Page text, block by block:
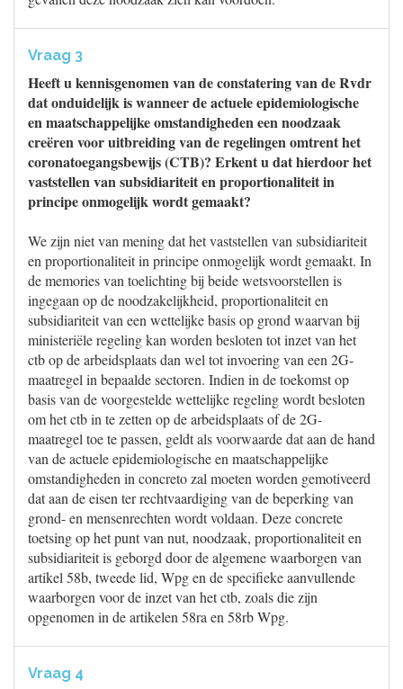
Vraag 3
Heeft u kennisgenomen van de constatering van de Rvdr
dat onduidelijk is wanneer de actuele epidemiologische
en maatschappelijke omstandigheden een noodzaak
creëren voor uitbreiding van de regelingen omtrent het
coronatoegangsbewijs (CTB)? Erkent u dat hierdoor het
vaststellen van subsidiariteit en proportionaliteit in
principe onmogelijk wordt gemaakt?
We zijn niet van mening dat het vaststellen van subsidiariteit
en proportionaliteit in principe onmogelijk wordt gemaakt. In
de memories van toelichting bij beide wetsvoorstellen is
ingegaan op de noodzakelijkheid, proportionaliteit en
subsidiariteit van een wettelijke basis op grond waarvan bij
ministeriële regeling kan worden besloten tot inzet van het
ctb op de arbeidsplaats dan wel tot invoering van een 2G-
maatregel in bepaalde sectoren. Indien in de toekomst op
basis van de voorgestelde wettelijke regeling wordt besloten
om het ctb in te zetten op de arbeidsplaats of de 2G-
maatregel toe te passen, geldt als voorwaarde dat aan de hand
van de actuele epidemiologische en maatschappelijke
omstandigheden in concreto zal moeten worden gemotiveerd
dat aan de eisen ter rechtvaardiging van de beperking van
grond- en mensenrechten wordt voldaan. Deze concrete
toetsing op het punt van nut, noodzaak, proportionaliteit en
subsidiariteit is geborgd door de algemene waarborgen van
artikel 58b, tweede lid, Wpg en de specifieke aanvullende
waarborgen voor de inzet van het ctb, zoals die zijn
opgenomen in de artikelen 58ra en 58rb Wpg.
Vraag 4